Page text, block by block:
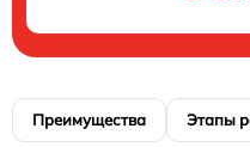
Преимущества Этапы